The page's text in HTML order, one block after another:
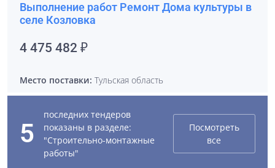
Выполнение работ Ремонт Дома культуры в
селе Козловка
4 475 482 ₽
Место поставки: Тульская область
5
последних тендеров
показаны в разделе:
"Строительно-монтажные
работы"
Посмотреть
все